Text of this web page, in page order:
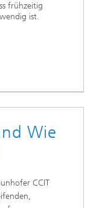
frühzeitig
ist.
Wie
CCIT